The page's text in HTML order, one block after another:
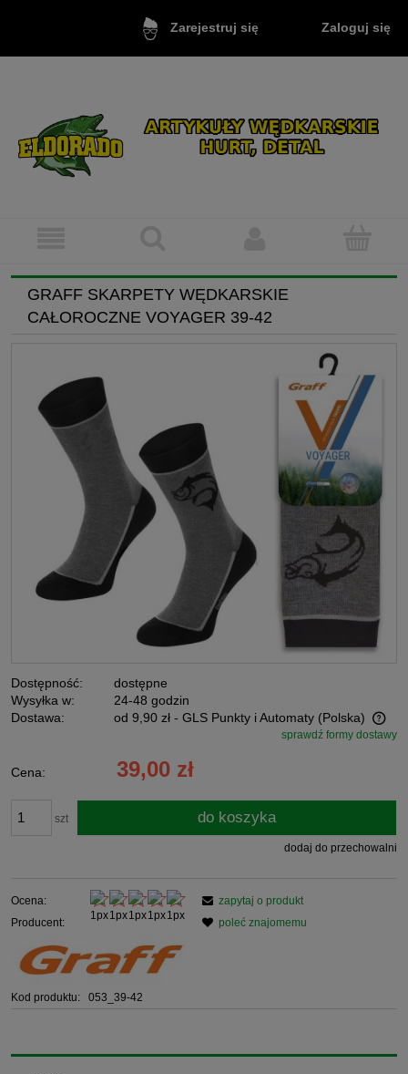
Zarejestruj się Zaloguj się
GRAFF SKARPETY WĘDKARSKIE
CAŁOROCZNE VOYAGER 39-42
Dostępność:
dostępne
Wysyłka w:
24-48 godzin
Dostawa:
od 9,90 zł - GLS Punkty i Automaty (Polska)
Cena nie zawiera ewentualnych kosztów płatnościsprawdź formy dostawy
Cena: 39,00 zł
szt do koszyka
dodaj do przechowalni
Ocena:
Producent:
Kod produktu: 053_39-42
zapytaj o produkt
poleć znajomemu